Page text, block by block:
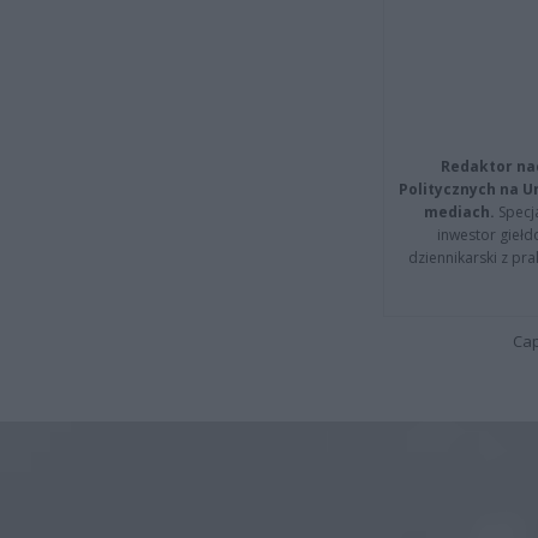
Redaktor
Politycznych na
mediach.
inwestor
dziennikarski z